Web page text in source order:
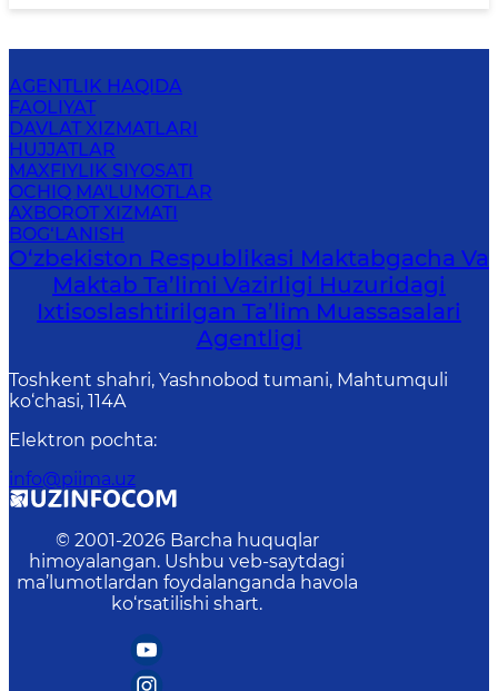
AGENTLIK HAQIDA
FAOLIYAT
DAVLAT XIZMATLARI
HUJJATLAR
MAXFIYLIK SIYOSATI
OCHIQ MA'LUMOTLAR
AXBOROT XIZMATI
BOG‘LANISH
O‘zbekiston Respublikasi Maktabgacha Va
Maktab Ta’limi Vazirligi Huzuridagi
Ixtisoslashtirilgan Ta’lim Muassasalari
Agentligi
Toshkent shahri, Yashnobod tumani, Mahtumquli
ko‘chasi, 114A
Elektron pochta:
info@piima.uz
© 2001-2026 Barcha huquqlar
himoyalangan. Ushbu veb-saytdagi
ma’lumotlardan foydalanganda havola
ko‘rsatilishi shart.